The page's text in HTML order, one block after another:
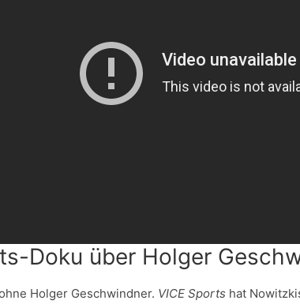
Doku über Holger
Holger Geschwindner. VICE Sports hat